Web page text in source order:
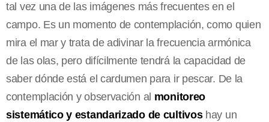
tal vez una de las imágenes más frecuentes en el
campo. Es un momento de contemplación, como quien
mira el mar y trata de adivinar la frecuencia armónica
de las olas, pero difícilmente tendrá la capacidad de
saber dónde está el cardumen para ir pescar. De la
contemplación y observación al monitoreo
sistemático y estandarizado de cultivoshay un